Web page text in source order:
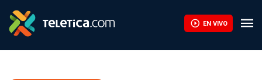
EN VIVO